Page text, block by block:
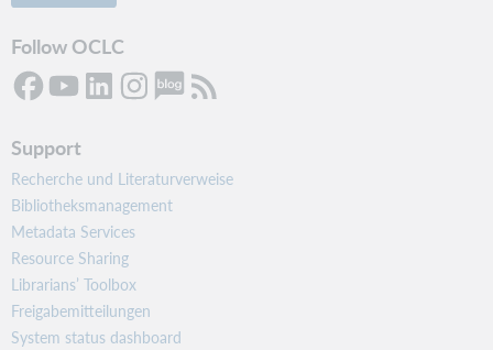
Follow OCLC
Support
Recherche und Literaturverweise
Bibliotheksmanagement
Metadata Services
Resource Sharing
Librarians’ Toolbox
Freigabemitteilungen
System status dashboard